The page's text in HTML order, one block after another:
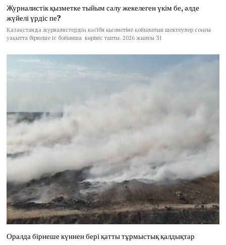
Журналистік қызметке тыйым салу жекелеген үкім бе, әлде
жүйелі үрдіс пе?
Қазақстанда журналистердің кәсіби қызметіне қойылатын шектеулер соңғы
уақытта бірнеше іс бойынша көрініс тапты. 2026 жылғы 31
Оралда бірнеше күннен бері қатты тұрмыстық қалдықтар